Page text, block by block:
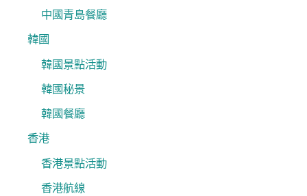
中國青島餐廳
韓國
韓國景點活動
韓國秘景
韓國餐廳
香港
香港景點活動
香港航線